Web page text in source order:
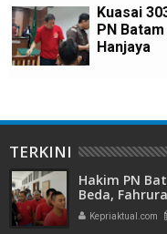
Kuasai
PN
Hanjaya
TERKINI
Hakim PN
Beda,
Azzurah dan
Kepriaktual.com